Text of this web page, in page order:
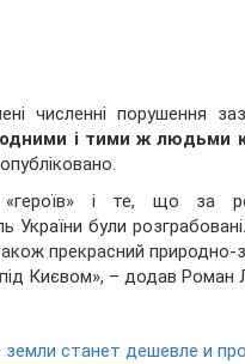
численні порушення
і тими ж людьми
і те, що за
були
прекрасний
Києвом», – додав Роман
земли станет дешевле и